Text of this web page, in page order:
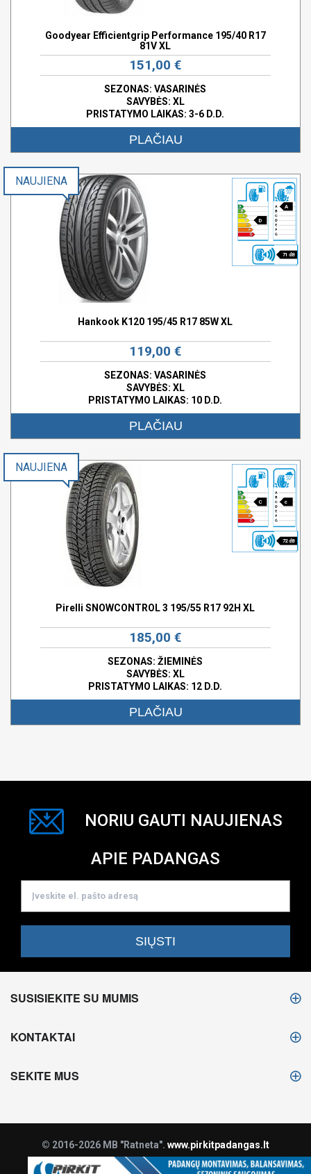
Goodyear Efficientgrip Performance 195/40 R17
81V XL
151,00 €
SEZONAS: VASARINĖS
SAVYBĖS: XL
PRISTATYMO LAIKAS: 3-6 D.D.
PLAČIAU
D
A
71 dB
NAUJIENA
Hankook K120 195/45 R17 85W XL
119,00 €
SEZONAS: VASARINĖS
SAVYBĖS: XL
PRISTATYMO LAIKAS: 10 D.D.
PLAČIAU
C c
72 dB
NAUJIENA
Pirelli SNOWCONTROL 3 195/55 R17 92H XL
185,00 €
SEZONAS: ŽIEMINĖS
SAVYBĖS: XL
PRISTATYMO LAIKAS: 12 D.D.
PLAČIAU
NORIU GAUTI NAUJIENAS
APIE PADANGAS
SUSISIEKITE SU MUMIS
KONTAKTAI
SEKITE MUS
© 2016-2026 MB "Ratneta". www.pirkitpadangas.lt